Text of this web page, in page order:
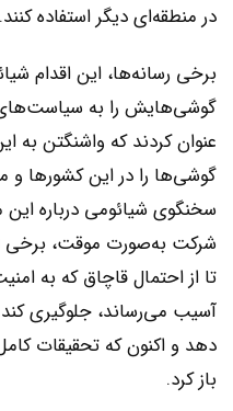
در منطقه‌ای دیگر استفاده کنند.
برخی رسانه‌ها، این اقدام
گوشی‌هایش را به سیاست‌های
عنوان کردند که واشنگتن به
گوشی‌ها را در این کشورها و
سخنگوی شیائومی درباره
شرکت به‌صورت موقت، برخی
تا از احتمال قاچاق که به
آسیب‌ می‌رساند، جلوگیری
دهد و اکنون که تحقیقات
باز کرد.